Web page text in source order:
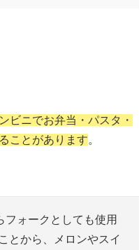
ビニでお弁当・パスタ・
ことがあります。
ォークとしても使用
とから、メロンやスイ